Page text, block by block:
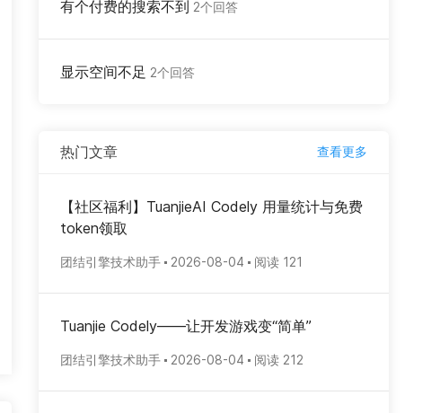
有个付费的搜索不到 2个回答
显示空间不足 2个回答
热门文章 查看更多
【社区福利】TuanjieAI Codely 用量统计与免费
token领取
团结引擎技术助手 2026-08-04 阅读 121
Tuanjie Codely——让开发游戏变“简单”
团结引擎技术助手 2026-08-04 阅读 212